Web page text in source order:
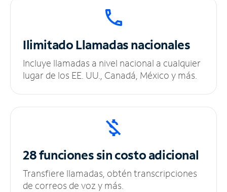
IlimitadoLlamadas nacionales
Incluye llamadas a nivel nacional a cualquier
lugar de los EE. UU., Canadá, México y más.
28 funciones sincosto adicional
Transfiere llamadas, obtén transcripciones
de correos de voz y más.